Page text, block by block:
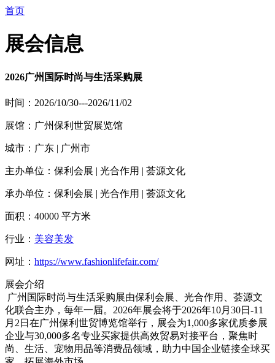
首页
展会信息
2026广州国际时尚与生活采购展
时间：2026/10/30---2026/11/02
展馆：广州保利世贸展览馆
城市：广东 | 广州市
主办单位：保利会展 | 光合作用 | 荟源文化
承办单位：保利会展 | 光合作用 | 荟源文化
面积：40000 平方米
行业： 美容美发
网址： https://www.fashionlifefair.com/
展会介绍
广州国际时尚与生活采购展由保利会展、光合作用、荟源文
化联合主办，每年一届。2026年展会将于2026年10月30日-11
月2日在广州保利世贸博览馆举行，展会为1,000多家优质参展
企业与30,000多名专业买家提供高效贸易对接平台，聚焦时
尚、生活、宠物用品等消费品领域，助力中国企业链接全球买